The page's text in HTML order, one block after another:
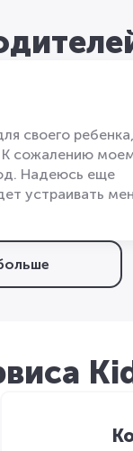
своего
К сожалению
Надеюсь еще
устраивать